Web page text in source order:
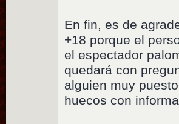
En fin, es de
+18 porque el
el espectador
quedará con
alguien muy
huecos con